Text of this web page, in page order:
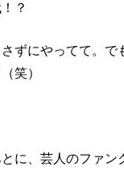
？
ずにやってて。
笑）
に、芸人のファン